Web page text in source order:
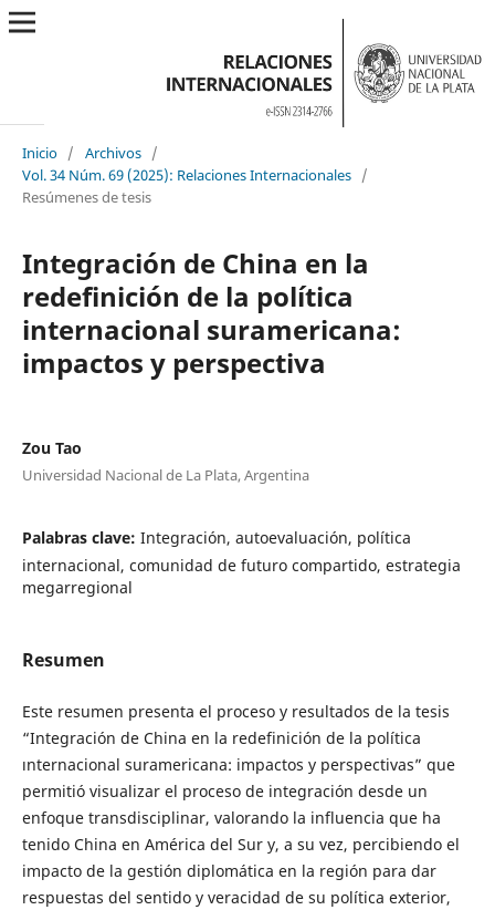
Inicio / Archivos /
Vol. 34 Núm. 69 (2025): Relaciones Internacionales /
Resúmenes de tesis
Integración de China en la
redefinición de la política
internacional suramericana:
impactos y perspectiva
Zou Tao
Universidad Nacional de La Plata, Argentina
Palabras clave: Integración, autoevaluación, política
internacional, comunidad de futuro compartido, estrategia
megarregional
Resumen
Este resumen presenta el proceso y resultados de la tesis
“Integración de China en la redefinición de la política
ınternacional suramericana: impactos y perspectivas” que
permitió visualizar el proceso de integración desde un
enfoque transdisciplinar, valorando la influencia que ha
tenido China en América del Sur y, a su vez, percibiendo el
impacto de la gestión diplomática en la región para dar
respuestas del sentido y veracidad de su política exterior,